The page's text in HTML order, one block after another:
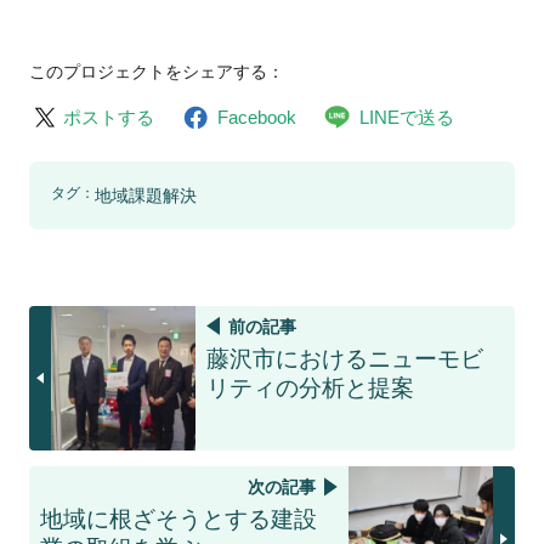
このプロジェクトをシェアする：
ポストする Facebook LINEで送る
タグ： 地域課題解決
前の記事
藤沢市におけるニューモビ
リティの分析と提案
次の記事
地域に根ざそうとする建設